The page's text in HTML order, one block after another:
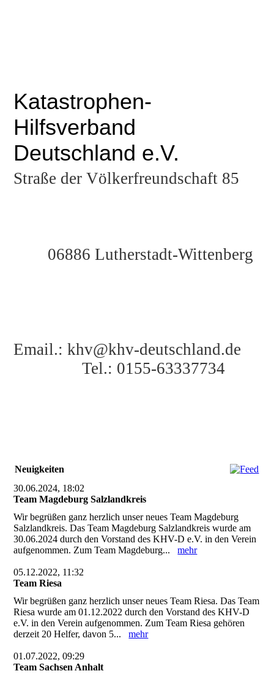
Katastrophen-
Hilfsverband
Deutschland e.V.
Straße der Völkerfreundschaft 85
06886 Lutherstadt-Wittenberg
Email.: khv@khv-deutschland.de
Tel.: 0155-63337734
Neuigkeiten
30.06.2024, 18:02
Team Magdeburg Salzlandkreis
Wir begrüßen ganz herzlich unser neues Team Magdeburg
Salzlandkreis. Das Team Magdeburg Salzlandkreis wurde am
30.06.2024 durch den Vorstand des KHV-D e.V. in den Verein
aufgenommen. Zum Team Magdeburg...mehr
05.12.2022, 11:32
Team Riesa
Wir begrüßen ganz herzlich unser neues Team Riesa. Das Team
Riesa wurde am 01.12.2022 durch den Vorstand des KHV-D
e.V. in den Verein aufgenommen. Zum Team Riesa gehören
derzeit 20 Helfer, davon 5...mehr
01.07.2022, 09:29
Team Sachsen Anhalt